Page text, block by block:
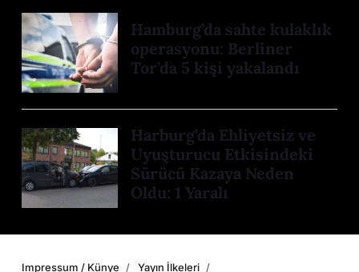
Hamburg’da sahte kulaklık
operasyonu: Berliner
Tor’da 5 kişi yakalandı
Harburg’da Ehliyetsiz ve
Uyuşturucu Etkisindeki
Sürücü Kazaya Neden
Oldu: 1 Yaralı
Impressum / Künye Yayın İlkeleri